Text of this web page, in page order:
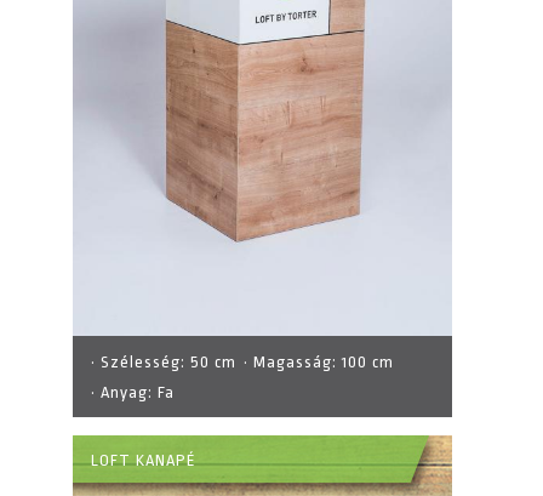
· Szélesség: 50 cm · Magasság:100 cm
· Anyag: Fa
LOFT KANAPÉ